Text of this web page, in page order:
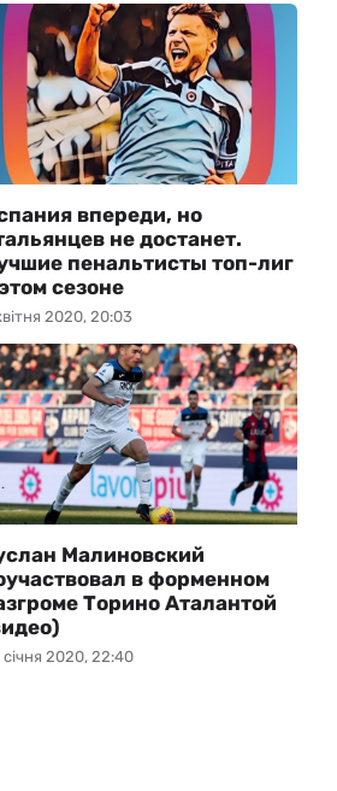
2020, 20:03
впереди, но
не достанет.
пенальтисты топ-лиг
сезоне
2020, 22:40
Малиновский
в форменном
Торино Аталантой